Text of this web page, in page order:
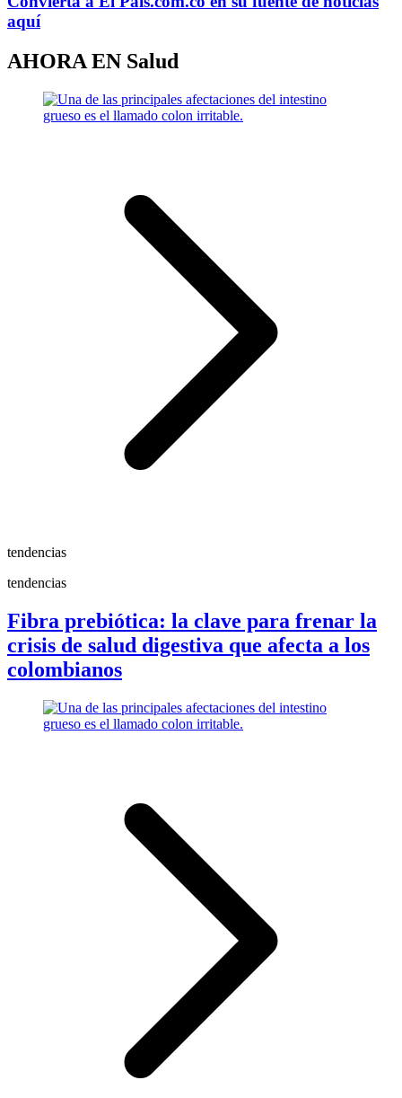
aquí
AHORA EN Salud
tendencias
tendencias
Fibra prebiótica: la clave para frenar la
crisis de salud digestiva que afecta a los
colombianos